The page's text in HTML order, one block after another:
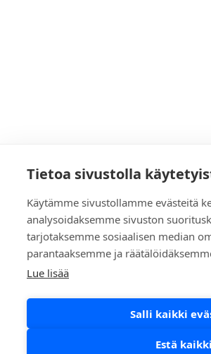
Tietoa sivustolla
Käytämme sivustollamme evästeitä
analysoidaksemme sivuston
tarjotaksemme sosiaalisen median
parantaaksemme ja
Lue lisää
Salli kaikki
Estä kaikki